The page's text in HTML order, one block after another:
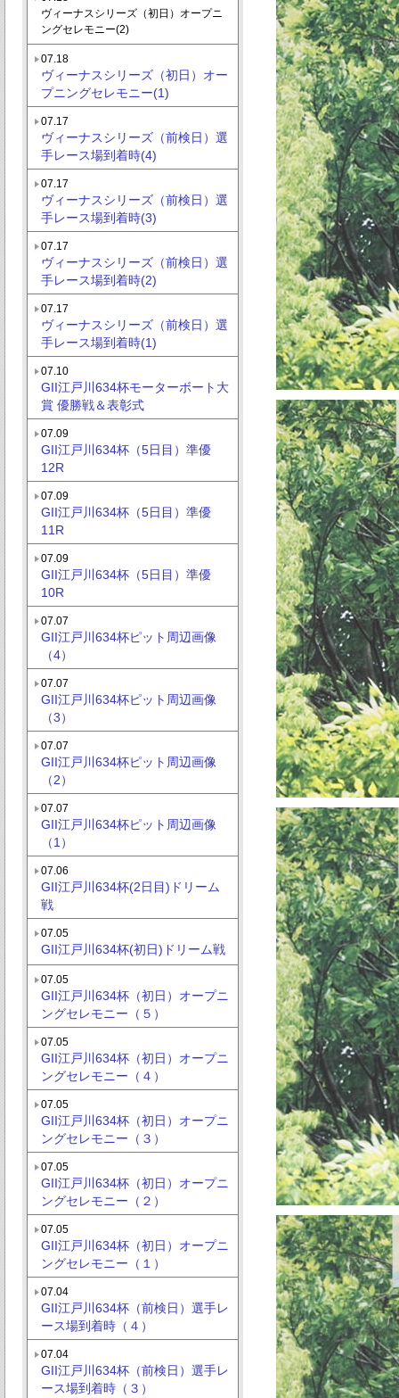
ヴィーナスシリーズ（初日）オープニ
ングセレモニー(2)
07.18
ヴィーナスシリーズ（初日）オー
プニングセレモニー(1)
07.17
ヴィーナスシリーズ（前検日）選
手レース場到着時(4)
07.17
ヴィーナスシリーズ（前検日）選
手レース場到着時(3)
07.17
ヴィーナスシリーズ（前検日）選
手レース場到着時(2)
07.17
ヴィーナスシリーズ（前検日）選
手レース場到着時(1)
07.10
GII江戸川634杯モーターボート大
賞 優勝戦＆表彰式
07.09
GII江戸川634杯（5日目）準優
12R
07.09
GII江戸川634杯（5日目）準優
11R
07.09
GII江戸川634杯（5日目）準優
10R
07.07
GII江戸川634杯ピット周辺画像
（4）
07.07
GII江戸川634杯ピット周辺画像
（3）
07.07
GII江戸川634杯ピット周辺画像
（2）
07.07
GII江戸川634杯ピット周辺画像
（1）
07.06
GII江戸川634杯(2日目)ドリーム
戦
07.05
GII江戸川634杯(初日)ドリーム戦
07.05
GII江戸川634杯（初日）オープニ
ングセレモニー（５）
07.05
GII江戸川634杯（初日）オープニ
ングセレモニー（４）
07.05
GII江戸川634杯（初日）オープニ
ングセレモニー（３）
07.05
GII江戸川634杯（初日）オープニ
ングセレモニー（２）
07.05
GII江戸川634杯（初日）オープニ
ングセレモニー（１）
07.04
GII江戸川634杯（前検日）選手レ
ース場到着時（４）
07.04
GII江戸川634杯（前検日）選手レ
ース場到着時（３）